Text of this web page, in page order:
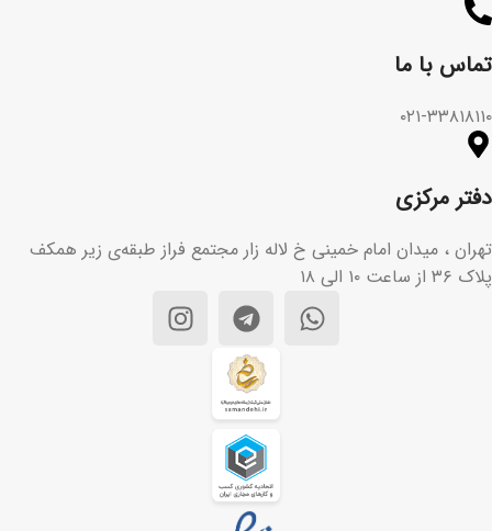
تماس با ما​
۰۲۱-۳۳۸۱۸۱۱۰
دفتر مرکزی
تهران ، میدان امام خمینی خ لاله زار مجتمع فراز طبقه‌ی زیر همکف
پلاک ۳۶ از ساعت ۱۰ الی ۱۸
تیم پشتیبانی مشتریان ما آماده
پاسخگویی به سوالات شماست. هر
سوالی دارید از ما بپرسید!
سلام، چطور می‌تونم کمکتون کنم؟👋